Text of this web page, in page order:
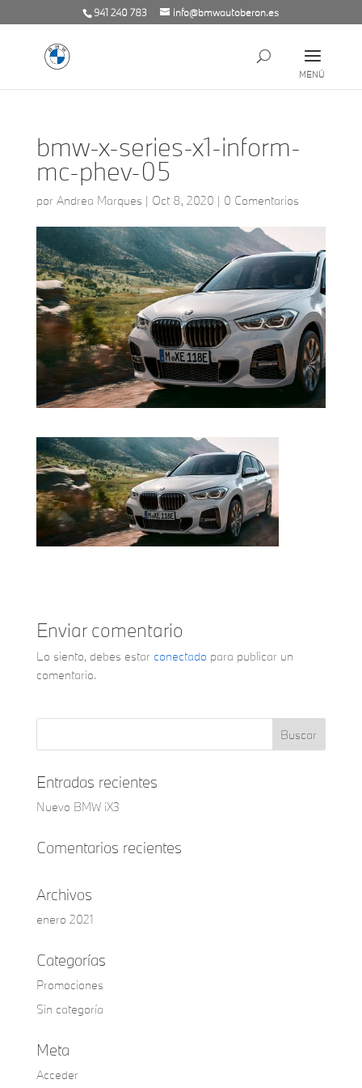
941 240 783 info@bmwautoberon.es
bmw-x-series-x1-inform-
mc-phev-05
por Andrea Marques | Oct 8, 2020 | 0 Comentarios
Enviar comentario
Lo siento, debes estar conectado para publicar un
comentario.
Entradas recientes
Nuevo BMW iX3
Comentarios recientes
Archivos
enero 2021
Categorías
Promociones
Sin categoría
Meta
Acceder